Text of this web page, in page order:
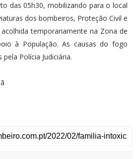
das 05h30, mobilizando para o local
dos bombeiros, Proteção Civil e
temporariamente na Zona de
à População. As causas do fogo
Polícia Judiciária.